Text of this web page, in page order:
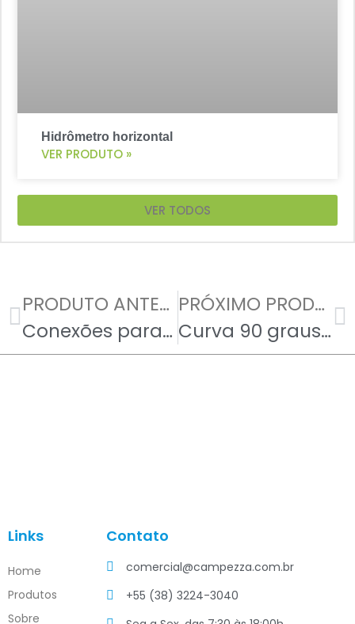
Hidrômetro horizontal
VER PRODUTO »
VER TODOS
PRODUTO ANTERIOR
Conexões para mangotes
PRÓXIMO PRODUTO
Curva 90 graus PVC
Links
Home
Produtos
Sobre
Contato
comercial@campezza.com.br
+55 (38) 3224-3040